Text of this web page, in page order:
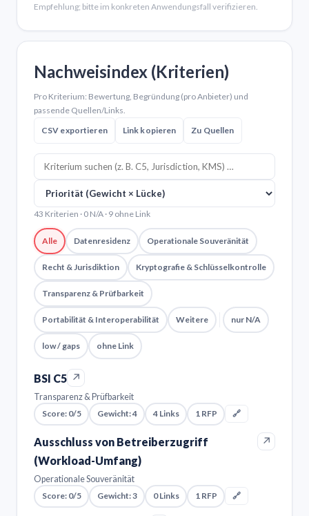
Empfehlung; bitte im konkreten Anwendungsfall verifizieren.
Nachweisindex (Kriterien)
Pro Kriterium: Bewertung, Begründung (pro Anbieter) und
passende Quellen/Links.
CSV exportieren
Link kopieren Zu Quellen
43 Kriterien · 0 N/A · 9 ohne Link
Alle Datenresidenz Operationale Souveränität
Recht & Jurisdiktion Kryptografie & Schlüsselkontrolle
Transparenz & Prüfbarkeit
Portabilität & Interoperabilität Weitere nur N/A
low / gaps ohne Link
BSI C5 ↗
Transparenz & Prüfbarkeit
Score: 0/5
Gewicht: 4 4 Links 1 RFP 🔗
Ausschluss von Betreiberzugriff
(Workload-Umfang)
↗
Operationale Souveränität
Score: 0/5
Gewicht: 3 0 Links 1 RFP 🔗